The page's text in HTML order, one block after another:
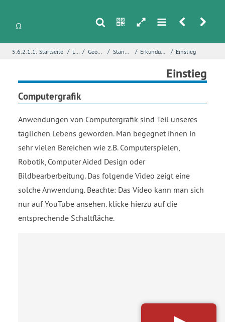
s n h m r u
5.6.2.1.1: Startseite / Lineare Algebra / Geometrische Abbildungen in der Ebene / Standardabbildungen – algebraisch betrachtet / Erkundung - Algebraische Beschreibung geometrischer Abbildungen / Einstieg
Einstieg
Computergrafik
Anwendungen von Computergrafik sind Teil unseres
täglichen Lebens geworden. Man begegnet ihnen in
sehr vielen Bereichen wie z.B. Computerspielen,
Robotik, Computer Aided Design oder
Bildbearberbeitung. Das folgende Video zeigt eine
solche Anwendung. Beachte: Das Video kann man sich
nur auf YouTube ansehen. klicke hierzu auf die
entsprechende Schaltfläche.
Seite*
Fehlerbeschreibung*